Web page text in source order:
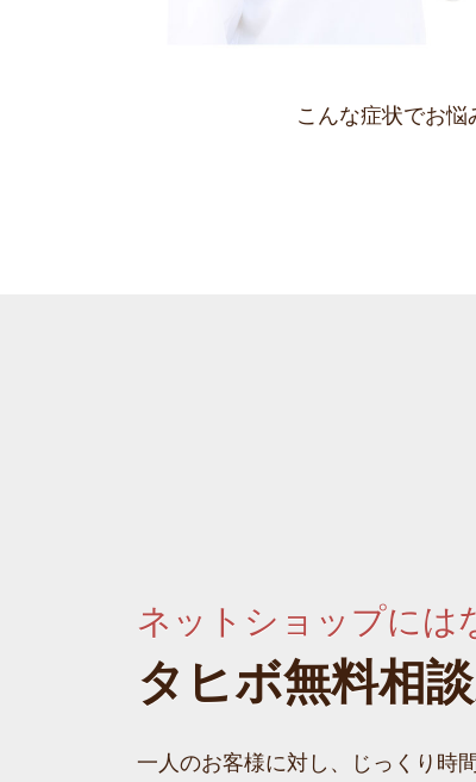
こんな症状でお
ネットショップには
タヒボ無料相
一人のお客様に対し、じっくり時